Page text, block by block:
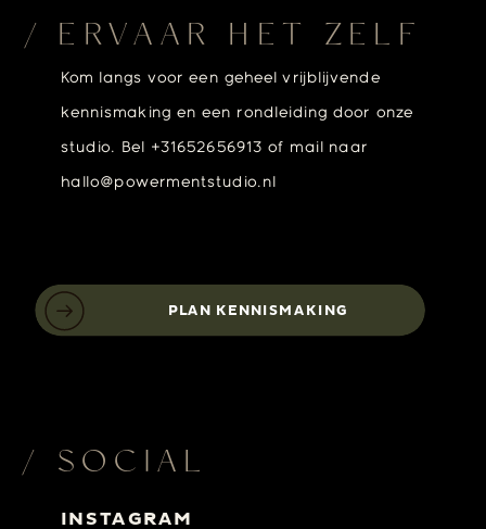
INSTAGRAM
/ SOCIAL
PLAN KENNISMAKING
Kom langs voor een geheel vrijblijvende
kennismaking en een rondleiding door onze
studio. Bel +31652656913 of mail naar
hallo@powermentstudio.nl
/ ERVAAR HET ZELF